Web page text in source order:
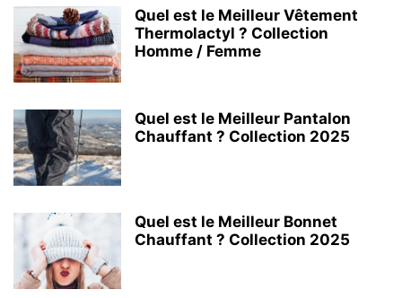
Quel est le Meilleur Vêtement
Thermolactyl ? Collection
Homme / Femme
Quel est le Meilleur Pantalon
Chauffant ? Collection 2025
Quel est le Meilleur Bonnet
Chauffant ? Collection 2025